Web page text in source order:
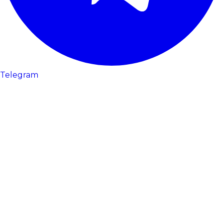
Telegram